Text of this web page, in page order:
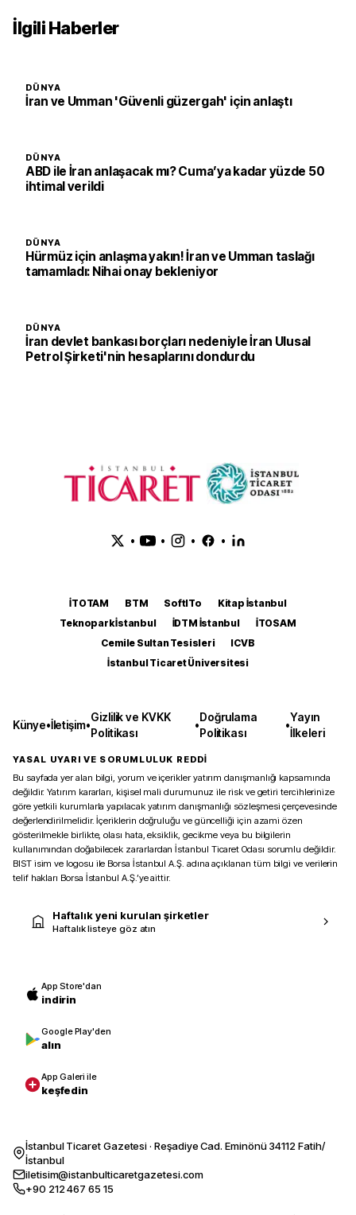
İlgili Haberler
DÜNYA
İran ve Umman 'Güvenli güzergah' için anlaştı
DÜNYA
ABD ile İran anlaşacak mı? Cuma’ya kadar yüzde 50
ihtimal verildi
DÜNYA
Hürmüz için anlaşma yakın! İran ve Umman taslağı
tamamladı: Nihai onay bekleniyor
DÜNYA
İran devlet bankası borçları nedeniyle İran Ulusal
Petrol Şirketi'nin hesaplarını dondurdu
• • • •
İTOTAM BTM SoftITo
Kitap İstanbul
Teknopark İstanbul
İDTM İstanbul
İTOSAM
Cemile Sultan Tesisleri
ICVB
İstanbul Ticaret Üniversitesi
Künye•İletişim•
Gizlilik ve KVKK
Politikası
•
Doğrulama
Politikası
•
Yayın
İlkeleri
YASAL UYARI VE SORUMLULUK REDDİ
Bu sayfada yer alan bilgi, yorum ve içerikler yatırım danışmanlığı kapsamında
değildir. Yatırım kararları, kişisel mali durumunuz ile risk ve getiri tercihlerinize
göre yetkili kurumlarla yapılacak yatırım danışmanlığı sözleşmesi çerçevesinde
değerlendirilmelidir. İçeriklerin doğruluğu ve güncelliği için azami özen
gösterilmekle birlikte, olası hata, eksiklik, gecikme veya bu bilgilerin
kullanımından doğabilecek zararlardan İstanbul Ticaret Odası sorumlu değildir.
BIST isim ve logosu ile Borsa İstanbul A.Ş. adına açıklanan tüm bilgi ve verilerin
telif hakları Borsa İstanbul A.Ş.’ye aittir.
Haftalık yeni kurulan şirketler
Haftalık listeye göz atın
App Store'dan
indirin
Google Play'den
alın
App Galeri ile
keşfedin
İstanbul Ticaret Gazetesi · Reşadiye Cad. Eminönü 34112 Fatih/
İstanbul
iletisim@istanbulticaretgazetesi.com
+90 212 467 65 15